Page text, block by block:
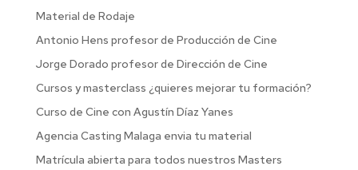
Material de Rodaje
Antonio Hens profesor de Producción de Cine
Jorge Dorado profesor de Dirección de Cine
Cursos y masterclass ¿quieres mejorar tu formación?
Curso de Cine con Agustín Díaz Yanes
Agencia Casting Malaga envia tu material
Matrícula abierta para todos nuestros Masters